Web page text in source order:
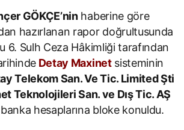
GÖKÇE’ninhaberine göre
hazırlanan rapor doğrultusunda
6. Sulh Ceza Hâkimliği tarafından
Detay Maxinet sisteminin
Telekom San. Ve Tic. Limited Şti
Teknolojileri San. ve Dış Tic. AŞ
hesaplarına bloke konuldu.